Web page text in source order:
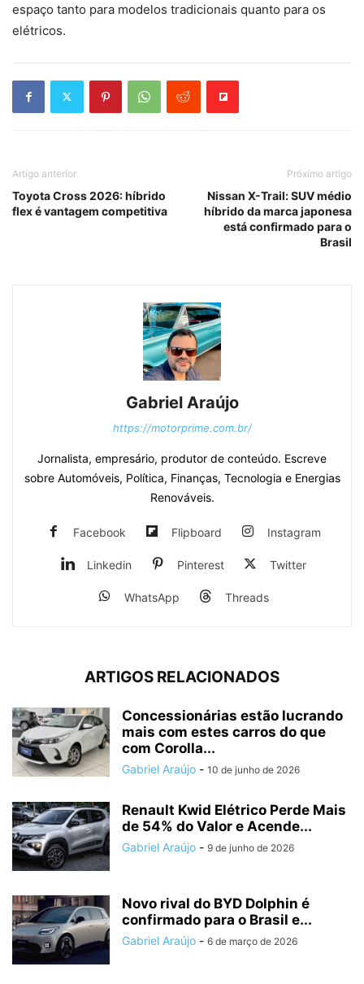
espaço tanto para modelos tradicionais quanto para os
elétricos.
Artigo anterior
Toyota Cross 2026: híbrido
flex é vantagem competitiva
Próximo artigo
Nissan X-Trail: SUV médio
híbrido da marca japonesa
está confirmado para o
Brasil
Gabriel Araújo
https://motorprime.com.br/
Jornalista, empresário, produtor de conteúdo. Escreve
sobre Automóveis, Política, Finanças, Tecnologia e Energias
Renováveis.
Facebook Flipboard Instagram
Linkedin Pinterest Twitter
WhatsApp Threads
ARTIGOS RELACIONADOS
Concessionárias estão lucrando
mais com estes carros do que
com Corolla...
Gabriel Araújo - 10 de junho de 2026
Renault Kwid Elétrico Perde Mais
de 54% do Valor e Acende...
Gabriel Araújo - 9 de junho de 2026
Novo rival do BYD Dolphin é
confirmado para o Brasil e...
Gabriel Araújo - 6 de março de 2026